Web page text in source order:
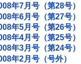
年7月号（第28号）
年6月号（第27号）
年5月号（第26号）
年4月号（第25号）
年3月号（第24号）
年2月号（号外）